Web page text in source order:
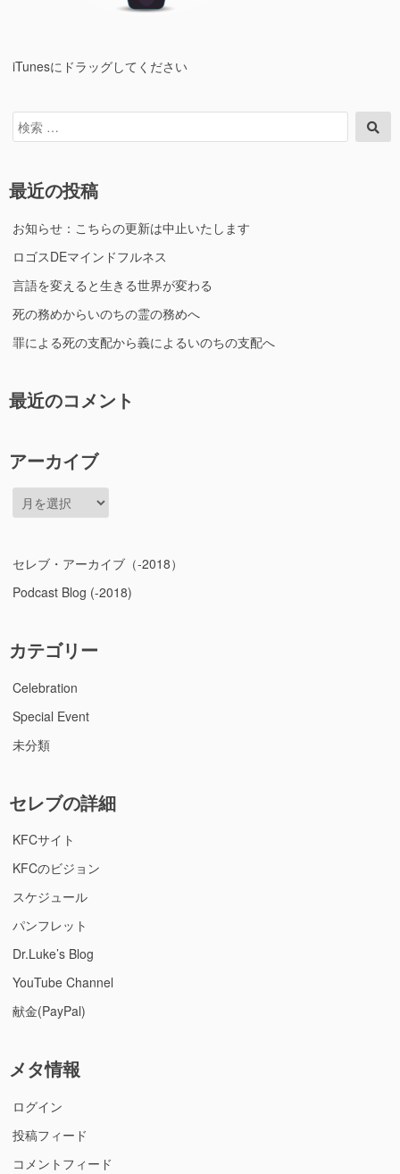
iTunesにドラッグしてください
検
索
索
最近の投稿
お知らせ：こちらの更新は中止いたします
ロゴスDEマインドフルネス
言語を変えると生きる世界が変わる
死の務めからいのちの霊の務めへ
罪による死の支配から義によるいのちの支配へ
最近のコメント
アーカイブ
ー
ブ
セレブ・アーカイブ（-2018）
Podcast Blog (-2018)
カテゴリー
Celebration
Special Event
未分類
セレブの詳細
KFCサイト
KFCのビジョン
スケジュール
パンフレット
Dr.Luke’s Blog
YouTube Channel
献金(PayPal)
メタ情報
ログイン
投稿フィード
コメントフィード